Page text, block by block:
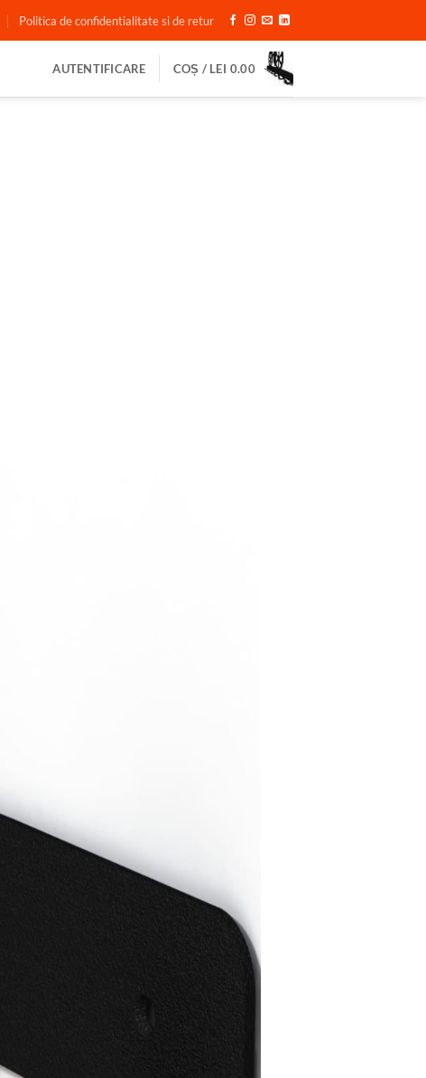
Politica de confidentialitate si de retur
AUTENTIFICARE COȘ / LEI 0.00